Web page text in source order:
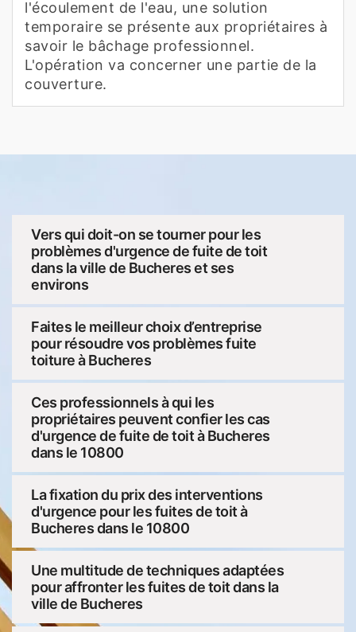
l'écoulement de l'eau, une solution
temporaire se présente aux propriétaires à
savoir le bâchage professionnel.
L'opération va concerner une partie de la
couverture.
Vers qui doit-on se tourner pour les
problèmes d'urgence de fuite de toit
dans la ville de Bucheres et ses
environs
Faites le meilleur choix d’entreprise
pour résoudre vos problèmes fuite
toiture à Bucheres
Ces professionnels à qui les
propriétaires peuvent confier les cas
d'urgence de fuite de toit à Bucheres
dans le 10800
La fixation du prix des interventions
d'urgence pour les fuites de toit à
Bucheres dans le 10800
Une multitude de techniques adaptées
pour affronter les fuites de toit dans la
ville de Bucheres